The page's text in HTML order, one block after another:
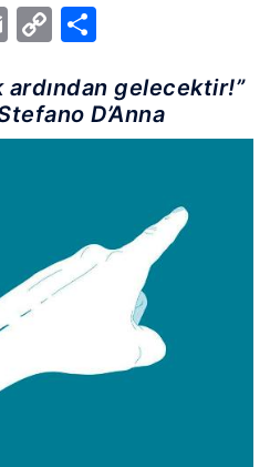
Email
Copy
ardından gelecektir!”
D’Anna